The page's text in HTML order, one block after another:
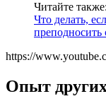
Читайте также:
Что делать,
преподносить
https://
Опыт